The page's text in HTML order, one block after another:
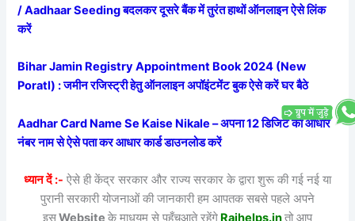
/ Aadhaar Seeding बदलकर दूसरे बैंक में तुरंत हाथों ऑनलाइन ऐसे लिंक
करें
Bihar Jamin Registry Appointment Book 2024 (New
Poratl) : जमीन रजिस्ट्री हेतु ऑनलाइन अपॉइंटमेंट बुक ऐसे करें घर बैठे
Aadhar Card Name Se Kaise Nikale – अपना 12 डिजिट का आधार
नंबर नाम से ऐसे पता कर आधार कार्ड डाउनलोड करें
ध्यान दें :- ऐसे ही केंद्र सरकार और राज्य सरकार के द्वारा शुरू की गई नई या
पुरानी सरकारी योजनाओं की जानकारी हम आपतक सबसे पहले अपने
इसWebsite के माधयम से पहुँचआते रहेंगे Rajhelps.inतो आप